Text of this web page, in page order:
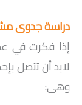
دراسة جدوى
إذا فكرت في
لابد أن تتصل
وهى: